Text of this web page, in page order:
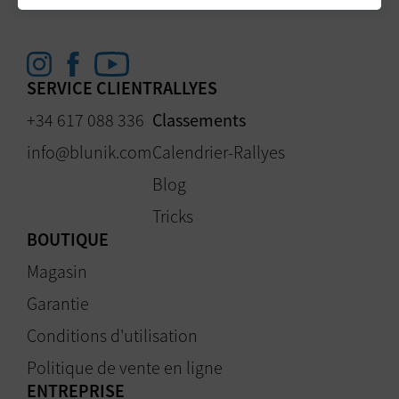
SERVICE CLIENT
+34 617 088 336
info@blunik.com
RALLYES
Classements
Calendrier-Rallyes
Blog
Tricks
BOUTIQUE
Magasin
Garantie
Conditions d'utilisation
Politique de vente en ligne
ENTREPRISE